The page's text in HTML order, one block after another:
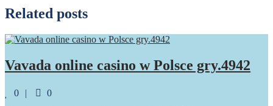
Related posts
Vavada online casino w Polsce gry.4942
0 Comments
0